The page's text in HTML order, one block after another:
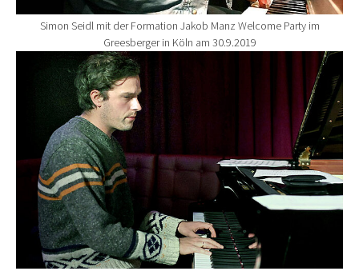
Simon Seidl mit der Formation Jakob Manz Welcome Party im
Greesberger in Köln am 30.9.2019
Show larger version for: